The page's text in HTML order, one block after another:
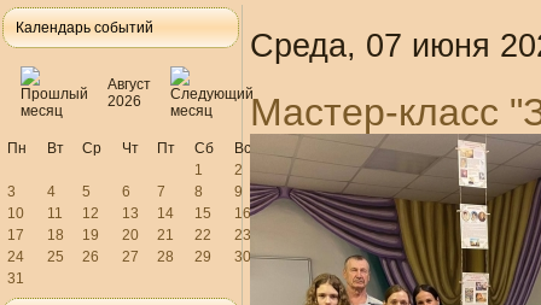
Календарь событий
Август
2026
Пн Вт Ср Чт Пт Сб
Вс
1
2
3
4 5 6 7 8
9
10
11 12 13 14 15
16
17
18 19 20 21 22
23
24
25 26 27 28 29
30
31
Среда, 07 июня
Мастер-класс